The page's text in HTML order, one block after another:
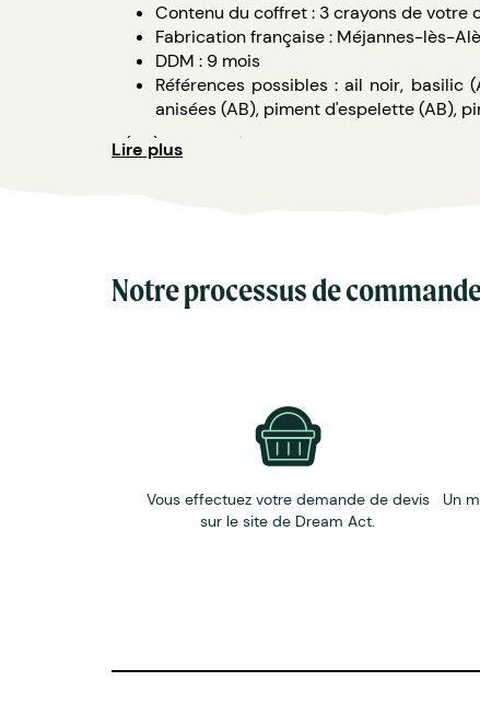
Contenu du coffret : 3 crayons de votre
Fabrication française : Méjannes-lès-
DDM : 9 mois
Références possibles : ail noir,
anisées (AB), piment d'espelette (AB),
* (AB) : Labellisée agriculture biologique.
Lire plus
Notre processus de
Vous effectuez votre demande de devis
sur le site de Dream Act.
Un